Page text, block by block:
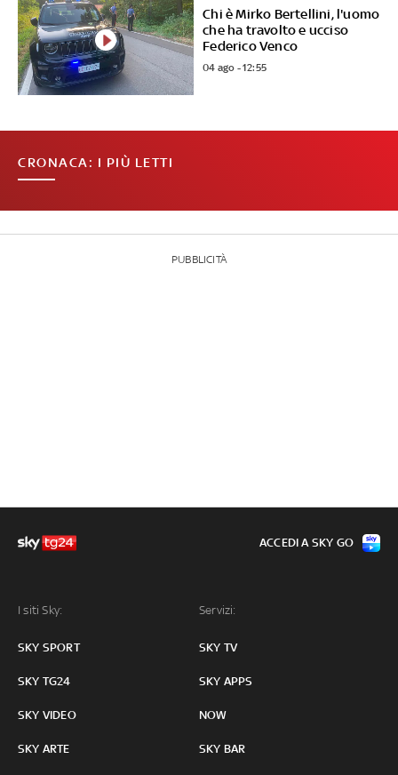
Chi è Mirko Bertellini, l'uomo
che ha travolto e ucciso
Federico Venco
04 ago - 12:55
CRONACA: I PIÙ LETTI
PUBBLICITÀ
I siti Sky:
SKY SPORT
SKY TG24
SKY VIDEO
SKY ARTE
Servizi:
SKY TV
SKY APPS
NOW
SKY BAR
ACCEDI A SKY GO